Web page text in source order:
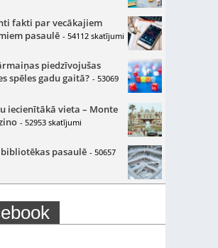
fakti par vecākajiem
pasaulē - 54112 skatījumi
piedzīvojušas
spēles gadu gaitā? - 53069
iecienītākā vieta – Monte
- 52953 skatījumi
pasaulē - 50657